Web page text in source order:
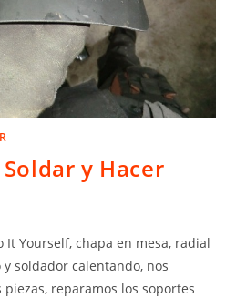
y Hacer
It Yourself, chapa en mesa, radial
soldador calentando, nos
reparamos los soportes